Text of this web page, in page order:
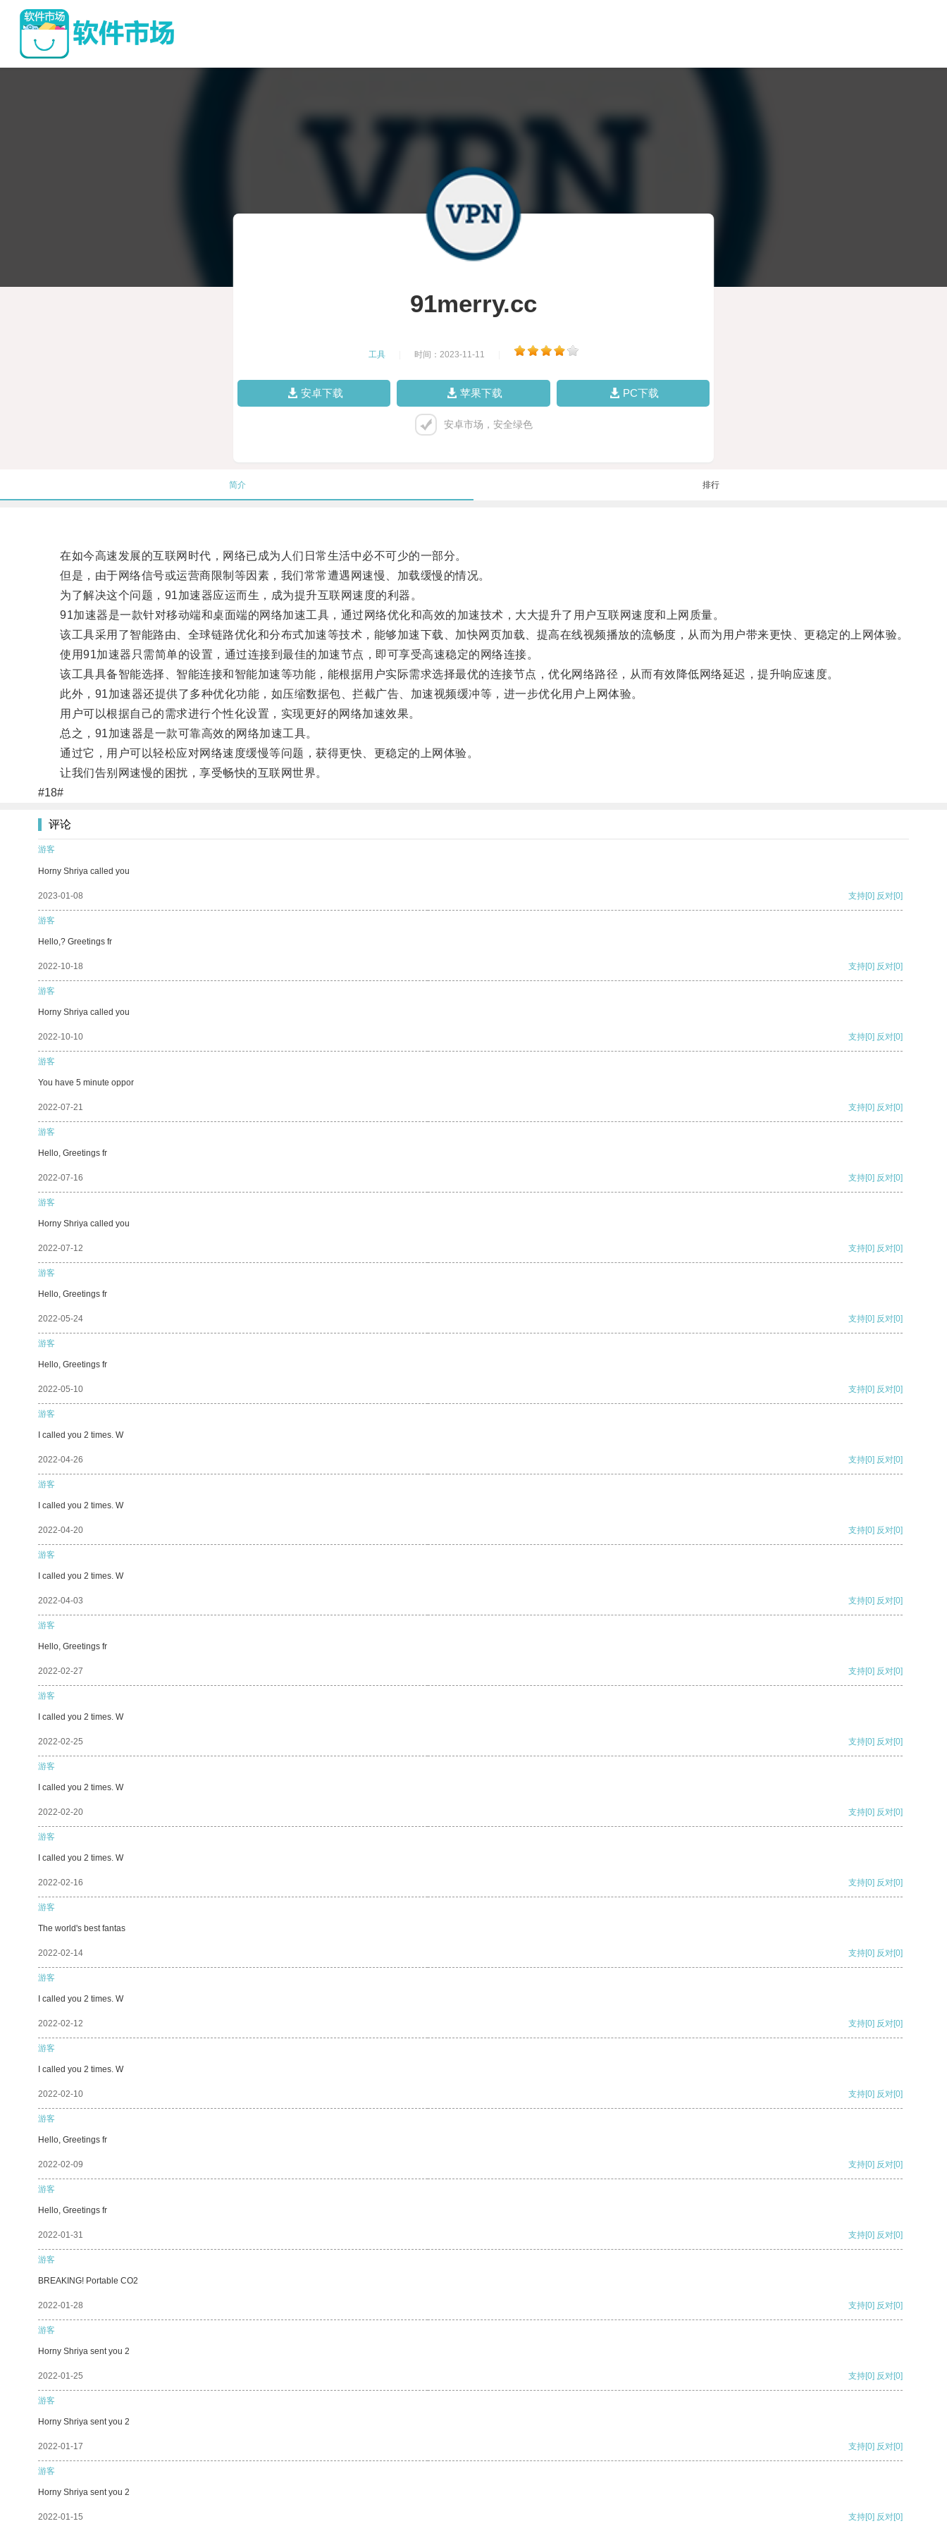
91merry.cc
工具 时间：2023-11-11
安卓下载 苹果下载 PC下载
安卓市场，安全绿色
简介 排行
在如今高速发展的互联网时代，网络已成为人们日常生活中必不可少的一部分。
但是，由于网络信号或运营商限制等因素，我们常常遭遇网速慢、加载缓慢的情况。
为了解决这个问题，91加速器应运而生，成为提升互联网速度的利器。
91加速器是一款针对移动端和桌面端的网络加速工具，通过网络优化和高效的加速技术，大大提升了用户互联网速度和上网质量。
该工具采用了智能路由、全球链路优化和分布式加速等技术，能够加速下载、加快网页加载、提高在线视频播放的流畅度，从而为用户带来更快、更稳定的上网体验。
使用91加速器只需简单的设置，通过连接到最佳的加速节点，即可享受高速稳定的网络连接。
该工具具备智能选择、智能连接和智能加速等功能，能根据用户实际需求选择最优的连接节点，优化网络路径，从而有效降低网络延迟，提升响应速度。
此外，91加速器还提供了多种优化功能，如压缩数据包、拦截广告、加速视频缓冲等，进一步优化用户上网体验。
用户可以根据自己的需求进行个性化设置，实现更好的网络加速效果。
总之，91加速器是一款可靠高效的网络加速工具。
通过它，用户可以轻松应对网络速度缓慢等问题，获得更快、更稳定的上网体验。
让我们告别网速慢的困扰，享受畅快的互联网世界。
#18#
评论
游客
Horny Shriya called you
2023-01-08 支持[0] 反对[0]
游客
Hello,? Greetings fr
2022-10-18 支持[0] 反对[0]
游客
Horny Shriya called you
2022-10-10 支持[0] 反对[0]
游客
You have 5 minute oppor
2022-07-21 支持[0] 反对[0]
游客
Hello, Greetings fr
2022-07-16 支持[0] 反对[0]
游客
Horny Shriya called you
2022-07-12 支持[0] 反对[0]
游客
Hello, Greetings fr
2022-05-24 支持[0] 反对[0]
游客
Hello, Greetings fr
2022-05-10 支持[0] 反对[0]
游客
I called you 2 times. W
2022-04-26 支持[0] 反对[0]
游客
I called you 2 times. W
2022-04-20 支持[0] 反对[0]
游客
I called you 2 times. W
2022-04-03 支持[0] 反对[0]
游客
Hello, Greetings fr
2022-02-27 支持[0] 反对[0]
游客
I called you 2 times. W
2022-02-25 支持[0] 反对[0]
游客
I called you 2 times. W
2022-02-20 支持[0] 反对[0]
游客
I called you 2 times. W
2022-02-16 支持[0] 反对[0]
游客
The world's best fantas
2022-02-14 支持[0] 反对[0]
游客
I called you 2 times. W
2022-02-12 支持[0] 反对[0]
游客
I called you 2 times. W
2022-02-10 支持[0] 反对[0]
游客
Hello, Greetings fr
2022-02-09 支持[0] 反对[0]
游客
Hello, Greetings fr
2022-01-31 支持[0] 反对[0]
游客
BREAKING! Portable CO2
2022-01-28 支持[0] 反对[0]
游客
Horny Shriya sent you 2
2022-01-25 支持[0] 反对[0]
游客
Horny Shriya sent you 2
2022-01-17 支持[0] 反对[0]
游客
Horny Shriya sent you 2
2022-01-15 支持[0] 反对[0]